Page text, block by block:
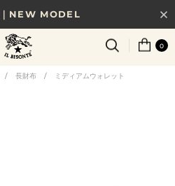
NEW MODEL
込11,000円以上で送料無料
べる、新しいギフトガイド
0
/ 長財布 / ミディアムウォレット